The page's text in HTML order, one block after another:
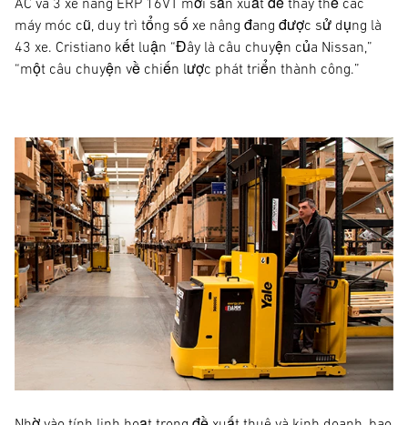
máy móc cũ, duy trì tổng số xe nâng đang được sử dụng là
43 xe. Cristiano kết luận “Đây là câu chuyện của Nissan,”
“một câu chuyện về chiến lược phát triển thành công.”